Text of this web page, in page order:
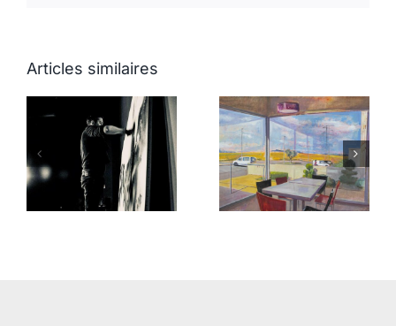
Articles similaires
Artiste Olivier
de Mazières
Arts plastiques
de Saint jean
de Védas